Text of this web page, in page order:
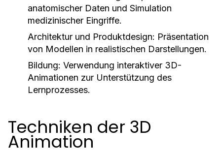
anatomischer Daten und Simulation
medizinischer Eingriffe.
Architektur und Produktdesign: Präsentation
von Modellen in realistischen Darstellungen.
Bildung: Verwendung interaktiver 3D-
Animationen zur Unterstützung des
Lernprozesses.
Techniken der 3D
Animation